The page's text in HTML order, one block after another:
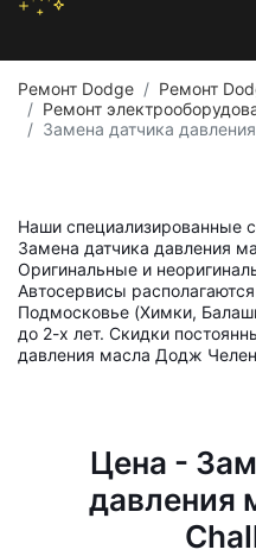
Ремонт Dodge
Ремонт
Ремонт
Замена датчика
Наши специализированные
Замена датчика давления
Оригинальные и
Автосервисы
Подмосковье (Химки,
до 2-х лет. Скидки
давления масла Додж
Цена -
давления